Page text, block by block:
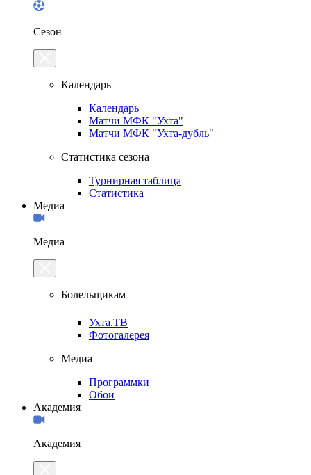
Сезон
Календарь
Календарь
Матчи МФК "Ухта"
Матчи МФК "Ухта-дубль"
Статистика сезона
Турнирная таблица
Статистика
Медиа
Медиа
Болельщикам
Ухта.ТВ
Фотогалерея
Медиа
Программки
Обои
Академия
Академия